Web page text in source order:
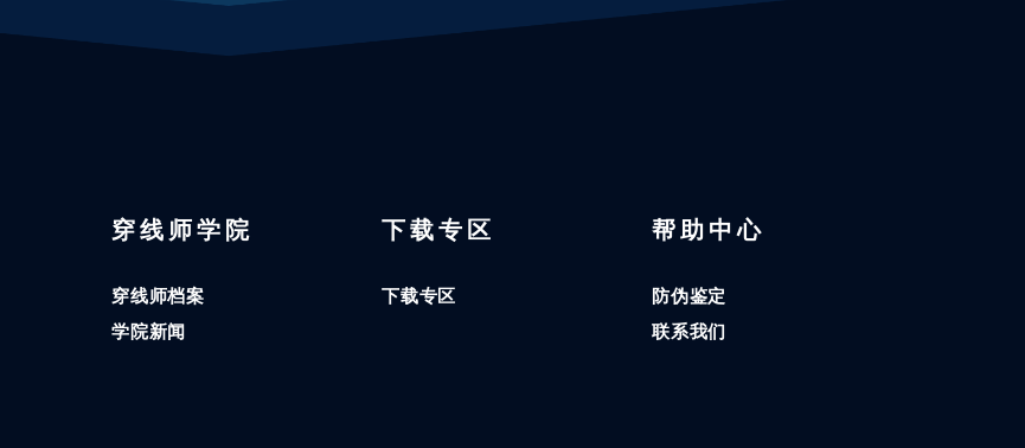
穿线师学院
穿线师档案
学院新闻
下载专区
下载专区
帮助中心
防伪鉴定
联系我们